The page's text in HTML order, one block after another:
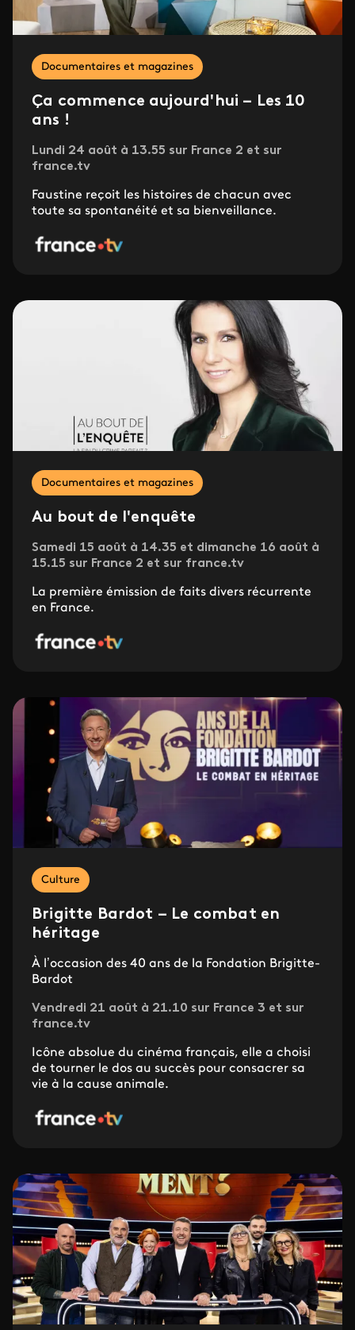
Documentaires et magazines
Ça commence aujourd'hui – Les 10
ans !
Lundi 24 août à 13.55 sur France 2 et sur
france.tv
Faustine reçoit les histoires de chacun avec
toute sa spontanéité et sa bienveillance.
Documentaires et magazines
Au bout de l'enquête
Samedi 15 août à 14.35 et dimanche 16 août à
15.15 sur France 2 et sur france.tv
La première émission de faits divers récurrente
en France.
Culture
Brigitte Bardot – Le combat en
héritage
À l’occasion des 40 ans de la Fondation Brigitte-
Bardot
Vendredi 21 août à 21.10 sur France 3 et sur
france.tv
Icône absolue du cinéma français, elle a choisi
de tourner le dos au succès pour consacrer sa
vie à la cause animale.